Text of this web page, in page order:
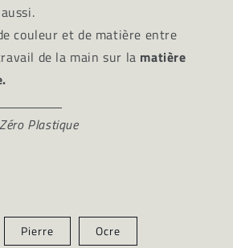
couleur et de matière entre
de la main sur la matière
Plastique
Pierre Ocre